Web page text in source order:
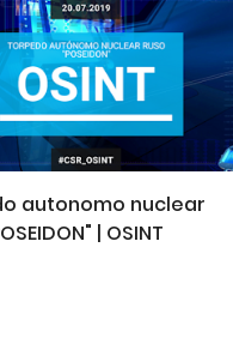
autonomo nuclear
| OSINT